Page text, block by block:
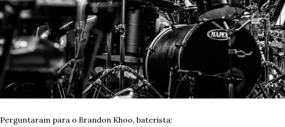
Perguntaram para o Brandon Khoo, baterista: